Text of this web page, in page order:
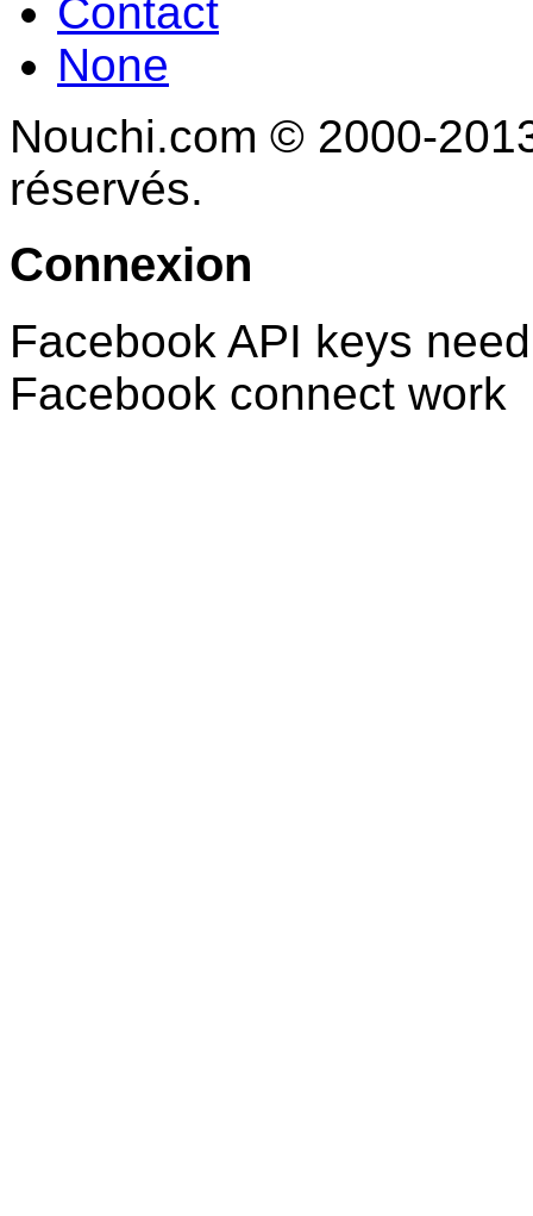
Contact
None
Nouchi.com © 2000-
réservés.
Connexion
Facebook API keys
Facebook connect work